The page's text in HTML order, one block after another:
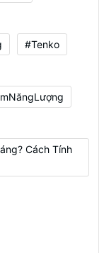
#Tenko
Cách Tính